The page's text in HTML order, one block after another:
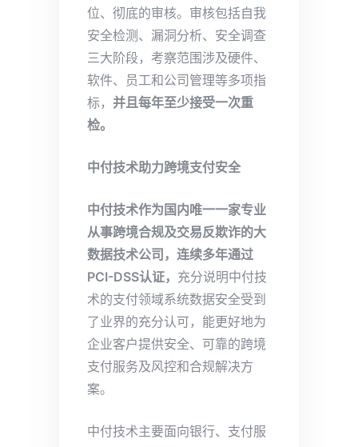
位、彻底的审核。审核包括自我
安全检测、漏洞分析、安全调查
三大阶段，考察范围涉及硬件、
软件、员工和公司管理等多项指
标， 并且每年至少接受一次重
检。
中付技术助力跨境支付安全
中付技术作为国内唯一一家专业
从事跨境合规及交易反欺诈的大
数据技术公司，连续多年通过
PCI-DSS认证， 充分说明中付技
术的支付领域系统数据安全受到
了业界的充分认可，能更好地为
企业客户提供安全、可靠的跨境
支付服务及风控和合规解决方
案。
中付技术主要面向银行、支付服